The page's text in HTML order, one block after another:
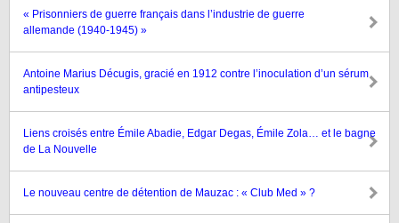
« Prisonniers de guerre français dans l’industrie de guerre
allemande (1940-1945) »
Antoine Marius Décugis, gracié en 1912 contre l’inoculation d’un sérum
antipesteux
Liens croisés entre Émile Abadie, Edgar Degas, Émile Zola… et le bagne
de La Nouvelle
Le nouveau centre de détention de Mauzac : « Club Med » ?